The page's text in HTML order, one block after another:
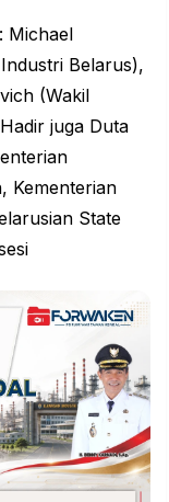
Michael
Belarus),
(Wakil
juga Duta
Kementerian
State